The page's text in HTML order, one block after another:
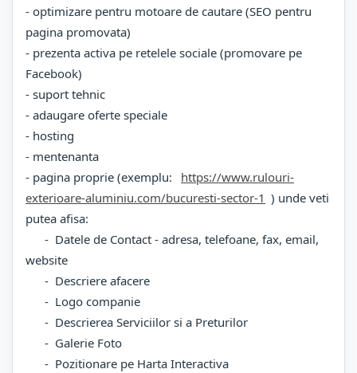
- optimizare pentru motoare de cautare (SEO pentru
pagina promovata)
- prezenta activa pe retelele sociale (promovare pe
Facebook)
- suport tehnic
- adaugare oferte speciale
- hosting
- mentenanta
- pagina proprie (exemplu:
https://www.rulouri-
exterioare-aluminiu.com/bucuresti-sector-1 ) unde veti
putea afisa:
- Datele de Contact - adresa, telefoane, fax, email,
website
- Descriere afacere
- Logo companie
- Descrierea Serviciilor si a Preturilor
- Galerie Foto
- Pozitionare pe Harta Interactiva